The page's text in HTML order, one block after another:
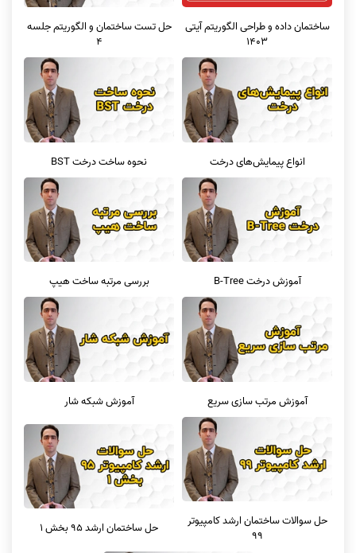
ساختمان داده و طراحی الگوریتم آیتی
1403
حل تست ساختمان و الگوریتم جلسه
4
انواع پیمایش‌های درخت نحوه ساخت درخت BST
آموزش درخت B-Tree بررسی مرتبه ساخت هیپ
آموزش مرتب سازی سریع آموزش شبکه شار
حل سوالات ساختمان ارشد کامپیوتر
99
حل ساختمان ارشد 95 بخش 1